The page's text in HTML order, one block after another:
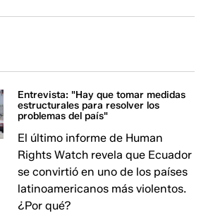
Entrevista: "Hay que tomar medidas
estructurales para resolver los
problemas del país"
El último informe de Human
Rights Watch revela que Ecuador
se convirtió en uno de los países
latinoamericanos más violentos.
¿Por qué?